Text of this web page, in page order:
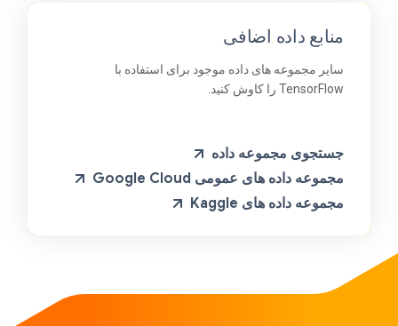
منابع داده اضافی
سایر مجموعه های داده موجود برای استفاده با
TensorFlow را کاوش کنید.
جستجوی مجموعه داده
مجموعه داده های عمومی Google Cloud
مجموعه داده های Kaggle